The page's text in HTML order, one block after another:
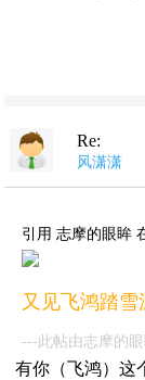
Re:
风潇潇
引用 志摩的眼眸
又见飞鸿踏雪
---此帖由志摩的眼
有你（飞鸿）这